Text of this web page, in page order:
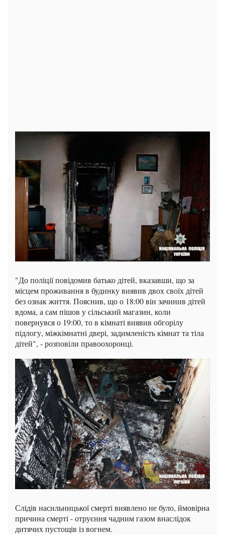
"До поліції повідомив батько дітей, вказавши, що за
місцем проживання в будинку виявив двох своїх дітей
без ознак життя. Пояснив, що о 18:00 він зачинив дітей
вдома, а сам пішов у сільський магазин, коли
повернувся о 19:00, то в кімнаті виявив обгорілу
підлогу, міжкімнатні двері, задимленість кімнат та тіла
дітей", - розповіли правоохоронці.
Слідів насильницької смерті виявлено не було, ймовірна
причина смерті - отруєння чадним газом внаслідок
дитячих пустощів із вогнем.